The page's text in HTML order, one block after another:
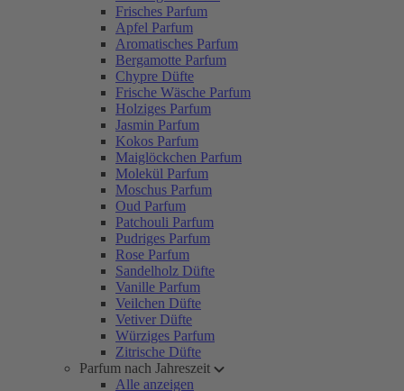
Frisches Parfum
Apfel Parfum
Aromatisches Parfum
Bergamotte Parfum
Chypre Düfte
Frische Wäsche Parfum
Holziges Parfum
Jasmin Parfum
Kokos Parfum
Maiglöckchen Parfum
Molekül Parfum
Moschus Parfum
Oud Parfum
Patchouli Parfum
Pudriges Parfum
Rose Parfum
Sandelholz Düfte
Vanille Parfum
Veilchen Düfte
Vetiver Düfte
Würziges Parfum
Zitrische Düfte
Parfum nach Jahreszeit
Alle anzeigen